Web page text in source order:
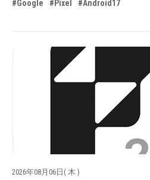
#Google #Pixel #Android17
2026年08月06日( 木 )